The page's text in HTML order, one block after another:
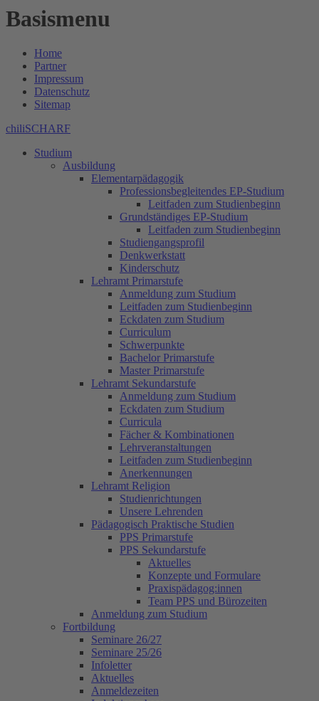
Basismenu
Home
Partner
Impressum
Datenschutz
Sitemap
chiliSCHARF
Studium
Ausbildung
Elementarpädagogik
Professionsbegleitendes EP-Studium
Leitfaden zum Studienbeginn
Grundständiges EP-Studium
Leitfaden zum Studienbeginn
Studiengangsprofil
Denkwerkstatt
Kinderschutz
Lehramt Primarstufe
Anmeldung zum Studium
Leitfaden zum Studienbeginn
Eckdaten zum Studium
Curriculum
Schwerpunkte
Bachelor Primarstufe
Master Primarstufe
Lehramt Sekundarstufe
Anmeldung zum Studium
Eckdaten zum Studium
Curricula
Fächer & Kombinationen
Lehrveranstaltungen
Leitfaden zum Studienbeginn
Anerkennungen
Lehramt Religion
Studienrichtungen
Unsere Lehrenden
Pädagogisch Praktische Studien
PPS Primarstufe
PPS Sekundarstufe
Aktuelles
Konzepte und Formulare
Praxispädagog:innen
Team PPS und Bürozeiten
Anmeldung zum Studium
Fortbildung
Seminare 26/27
Seminare 25/26
Infoletter
Aktuelles
Anmeldezeiten